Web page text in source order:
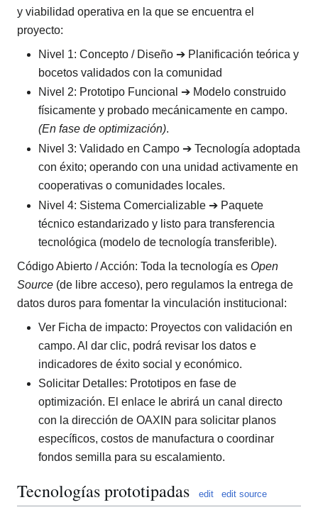
y viabilidad operativa en la que se encuentra el
proyecto:
Nivel 1: Concepto / Diseño ➔ Planificación teórica y
bocetos validados con la comunidad
Nivel 2: Prototipo Funcional ➔ Modelo construido
físicamente y probado mecánicamente en campo.
(En fase de optimización).
Nivel 3: Validado en Campo ➔ Tecnología adoptada
con éxito; operando con una unidad activamente en
cooperativas o comunidades locales.
Nivel 4: Sistema Comercializable ➔ Paquete
técnico estandarizado y listo para transferencia
tecnológica (modelo de tecnología transferible).
Código Abierto / Acción: Toda la tecnología es Open
Source (de libre acceso), pero regulamos la entrega de
datos duros para fomentar la vinculación institucional:
Ver Ficha de impacto: Proyectos con validación en
campo. Al dar clic, podrá revisar los datos e
indicadores de éxito social y económico.
Solicitar Detalles: Prototipos en fase de
optimización. El enlace le abrirá un canal directo
con la dirección de OAXIN para solicitar planos
específicos, costos de manufactura o coordinar
fondos semilla para su escalamiento.
Tecnologías prototipadas edit edit source